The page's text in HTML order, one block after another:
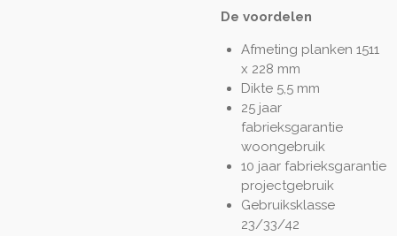
De voordelen
Afmeting planken 1511
x 228 mm
Dikte 5,5 mm
25 jaar
fabrieksgarantie
woongebruik
10 jaar fabrieksgarantie
projectgebruik
Gebruiksklasse
23/33/42